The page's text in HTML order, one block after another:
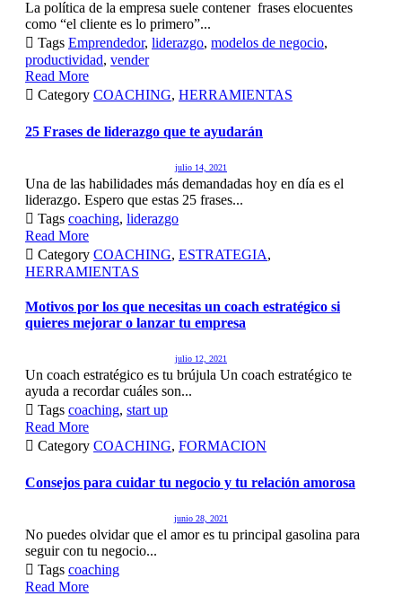
La política de la empresa suele contener frases elocuentes
como “el cliente es lo primero”...
 Tags Emprendedor, liderazgo, modelos de negocio,
productividad, vender
Read More
 Category COACHING, HERRAMIENTAS
25 Frases de liderazgo que te ayudarán
julio 14, 2021
Una de las habilidades más demandadas hoy en día es el
liderazgo. Espero que estas 25 frases...
 Tags coaching, liderazgo
Read More
 Category COACHING, ESTRATEGIA,
HERRAMIENTAS
Motivos por los que necesitas un coach estratégico si
quieres mejorar o lanzar tu empresa
julio 12, 2021
Un coach estratégico es tu brújula Un coach estratégico te
ayuda a recordar cuáles son...
 Tags coaching, start up
Read More
 Category COACHING, FORMACION
Consejos para cuidar tu negocio y tu relación amorosa
junio 28, 2021
No puedes olvidar que el amor es tu principal gasolina para
seguir con tu negocio...
 Tags coaching
Read More